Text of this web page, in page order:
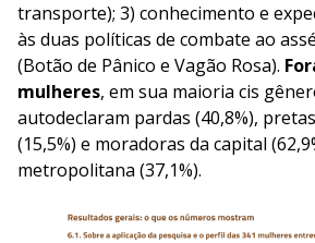
transporte); 3) conhecimento e
às duas políticas de combate ao
(Botão de Pânico e Vagão Rosa).
mulheres, em sua maioria cis
autodeclaram pardas (40,8%),
(15,5%) e moradoras da capital
metropolitana (37,1%).